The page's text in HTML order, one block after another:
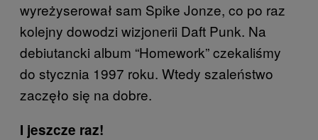
wyreżyserował sam Spike Jonze, co po raz
kolejny dowodzi wizjonerii Daft Punk. Na
debiutancki album “Homework” czekaliśmy
do stycznia 1997 roku. Wtedy szaleństwo
zaczęło się na dobre.
I jeszcze raz!